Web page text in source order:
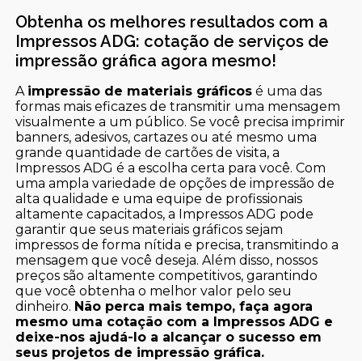
Obtenha os melhores resultados com a
Impressos ADG: cotação de serviços de
impressão gráfica agora mesmo!
A impressão de materiais gráficos é uma das
formas mais eficazes de transmitir uma mensagem
visualmente a um público. Se você precisa imprimir
banners, adesivos, cartazes ou até mesmo uma
grande quantidade de cartões de visita, a
Impressos ADG é a escolha certa para você. Com
uma ampla variedade de opções de impressão de
alta qualidade e uma equipe de profissionais
altamente capacitados, a Impressos ADG pode
garantir que seus materiais gráficos sejam
impressos de forma nítida e precisa, transmitindo a
mensagem que você deseja. Além disso, nossos
preços são altamente competitivos, garantindo
que você obtenha o melhor valor pelo seu
dinheiro. Não perca mais tempo, faça agora
mesmo uma cotação com a Impressos ADG e
deixe-nos ajudá-lo a alcançar o sucesso em
seus projetos de impressão gráfica.